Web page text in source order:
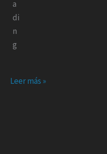
de
Bolivia
Leer más »